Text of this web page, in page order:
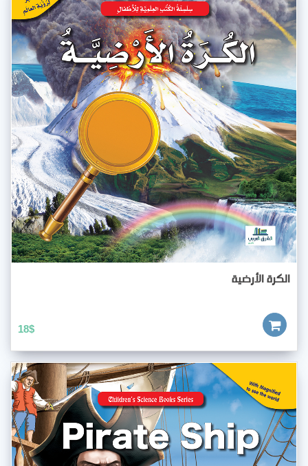
الكرة الأرضية
18$